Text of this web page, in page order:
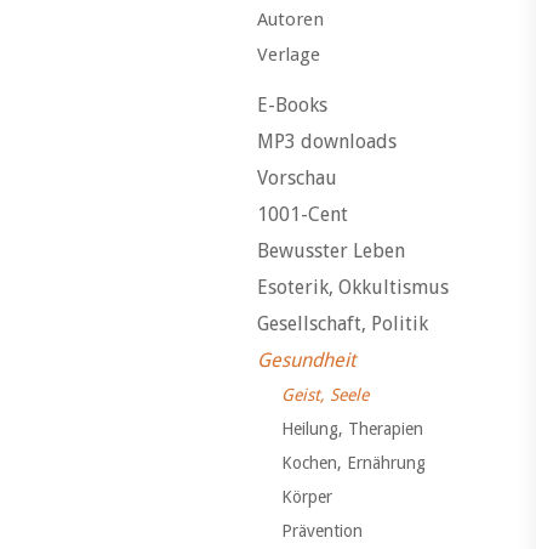
Autoren
Verlage
E-Books
MP3 downloads
Vorschau
1001-Cent
Bewusster Leben
Esoterik, Okkultismus
Gesellschaft, Politik
Gesundheit
Geist, Seele
Heilung, Therapien
Kochen, Ernährung
Körper
Prävention